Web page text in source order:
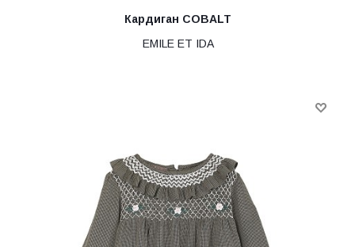
Кардиган COBALT
EMILE ET IDA